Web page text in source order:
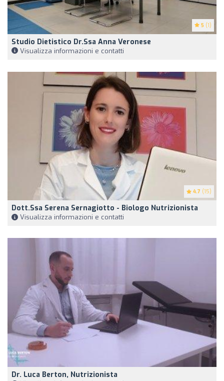
5 (1)
Studio Dietistico Dr.ssa Anna Veronese
Visualizza informazioni e contatti
4.7 (15)
Dott.ssa Serena Sernagiotto - Biologo Nutrizionista
Visualizza informazioni e contatti
Dr. Luca Berton, Nutrizionista